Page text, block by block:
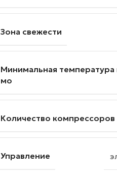
Зона свежести
Минимальная температура
мо
Количество компрессоров
Управление